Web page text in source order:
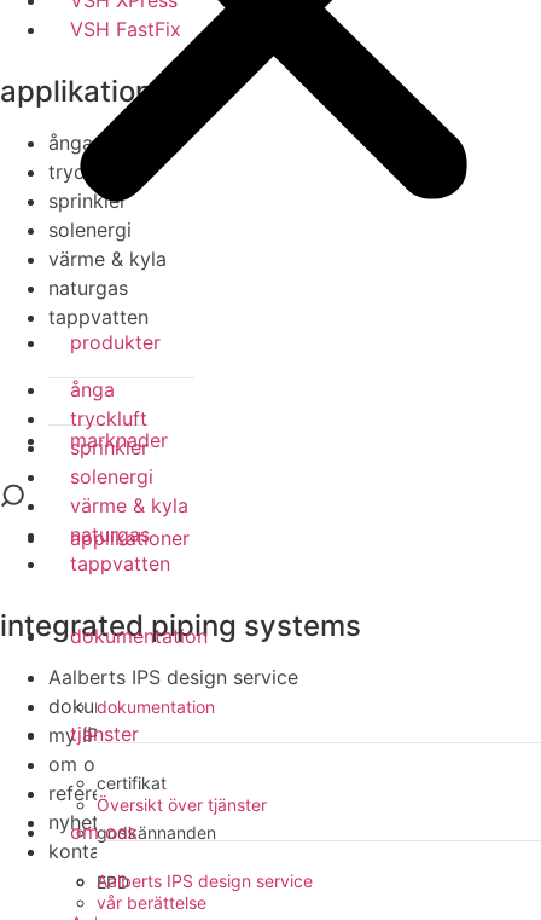
produkter
marknader
applikationer
dokumentation
dokumentation
certifikat
godkännanden
EPD
tjänster
Översikt över tjänster
Aalberts IPS design service
om oss
vår berättelse
VSH FastFix
applikationer
ånga
tryckluft
sprinkler
solenergi
värme & kyla
naturgas
tappvatten
ånga
tryckluft
sprinkler
solenergi
värme & kyla
naturgas
tappvatten
integrated piping systems
Aalberts IPS design service
dokumentation
my IPS
om oss
referensprojekt
nyheter
kontakt